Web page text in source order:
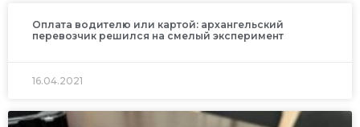
Оплата водителю или картой: архангельский
перевозчик решился на смелый эксперимент
16.04.2021